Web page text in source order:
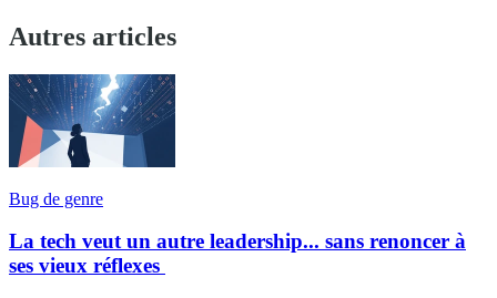
Autres articles
Bug de genre
La tech veut un autre leadership... sans renoncer à
ses vieux réflexes